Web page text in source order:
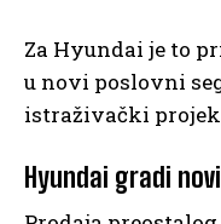
Za Hyundai je to
u novi poslovni
istraživački
Hyundai gradi